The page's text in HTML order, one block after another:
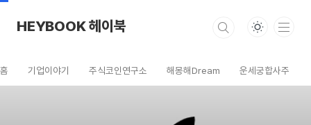
HEYBOOK 헤이북
홈 기업이야기 주식코인연구소 해몽해Dream 운세궁합사주